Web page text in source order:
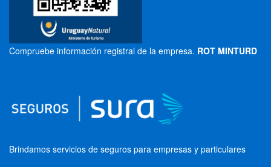
Compruebe información registral de la empresa. ROT MINTURD
Brindamos servicios de seguros para empresas y particulares